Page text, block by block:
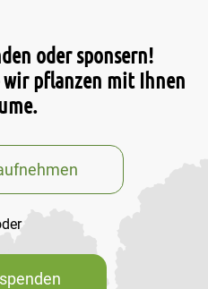
oder sponsern!
wir pflanzen mit Ihnen